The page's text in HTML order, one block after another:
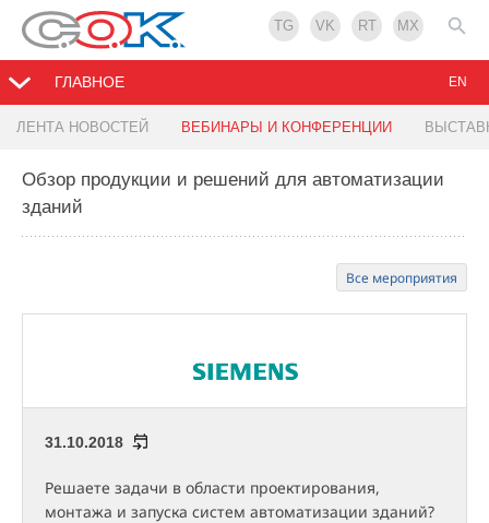
TG VK RT MX
ГЛАВНОЕ
ЛЕНТА НОВОСТЕЙ ВЕБИНАРЫ И КОНФЕРЕНЦИИ
EN
Обзор продукции и решений для автоматизации
зданий
Все мероприятия
31.10.2018
Решаете задачи в области проектирования,
монтажа и запуска систем автоматизации зданий?